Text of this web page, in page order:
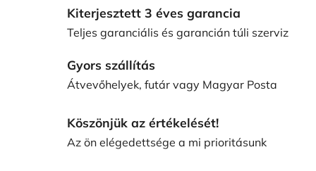
Kiterjesztett 3 éves garancia
Teljes garanciális és garancián túli szerviz
Gyors szállítás
Átvevőhelyek, futár vagy Magyar Posta
Köszönjük az értékelését!
Az ön elégedettsége a mi prioritásunk